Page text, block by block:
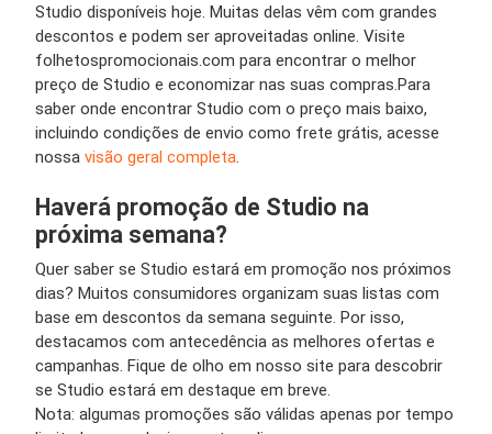
Studio disponíveis hoje. Muitas delas vêm com grandes
descontos e podem ser aproveitadas online. Visite
folhetospromocionais.com para encontrar o melhor
preço de Studio e economizar nas suas compras.Para
saber onde encontrar Studio com o preço mais baixo,
incluindo condições de envio como frete grátis, acesse
nossa visão geral completa.
Haverá promoção de Studio na
próxima semana?
Quer saber se Studio estará em promoção nos próximos
dias? Muitos consumidores organizam suas listas com
base em descontos da semana seguinte. Por isso,
destacamos com antecedência as melhores ofertas e
campanhas. Fique de olho em nosso site para descobrir
se Studio estará em destaque em breve.
Nota: algumas promoções são válidas apenas por tempo